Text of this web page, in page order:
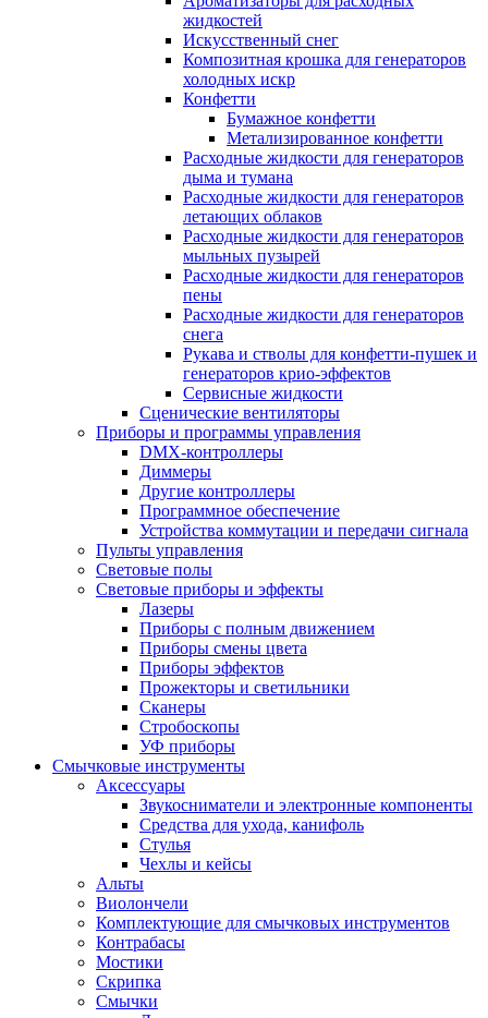
жидкостей
Искусственный снег
Композитная крошка для генераторов
холодных искр
Конфетти
Бумажное конфетти
Метализированное конфетти
Расходные жидкости для генераторов
дыма и тумана
Расходные жидкости для генераторов
летающих облаков
Расходные жидкости для генераторов
мыльных пузырей
Расходные жидкости для генераторов
пены
Расходные жидкости для генераторов
снега
Рукава и стволы для конфетти-пушек и
генераторов крио-эффектов
Сервисные жидкости
Сценические вентиляторы
Приборы и программы управления
DMX-контроллеры
Диммеры
Другие контроллеры
Программное обеспечение
Устройства коммутации и передачи сигнала
Пульты управления
Световые полы
Световые приборы и эффекты
Лазеры
Приборы с полным движением
Приборы смены цвета
Приборы эффектов
Прожекторы и светильники
Сканеры
Стробоскопы
УФ приборы
Смычковые инструменты
Аксессуары
Звукосниматели и электронные компоненты
Средства для ухода, канифоль
Стулья
Чехлы и кейсы
Альты
Виолончели
Комплектующие для смычковых инструментов
Контрабасы
Мостики
Скрипка
Смычки